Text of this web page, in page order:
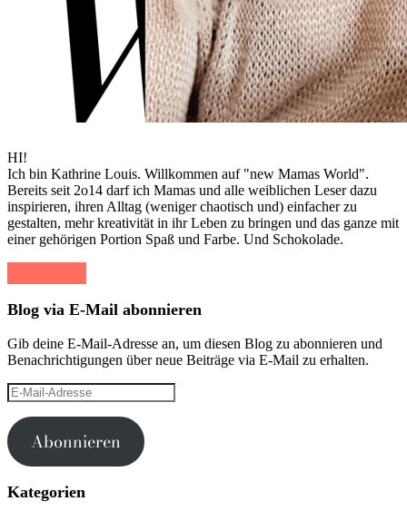
HI!
Ich bin Kathrine Louis. Willkommen auf "new Mamas World".
Bereits seit 2o14 darf ich Mamas und alle weiblichen Leser dazu
inspirieren, ihren Alltag (weniger chaotisch und) einfacher zu
gestalten, mehr kreativität in ihr Leben zu bringen und das ganze mit
einer gehörigen Portion Spaß und Farbe. Und Schokolade.
Blog via E-Mail abonnieren
Gib deine E-Mail-Adresse an, um diesen Blog zu abonnieren und
Benachrichtigungen über neue Beiträge via E-Mail zu erhalten.
E-
Mail-
Adresse
Abonnieren
Kategorien